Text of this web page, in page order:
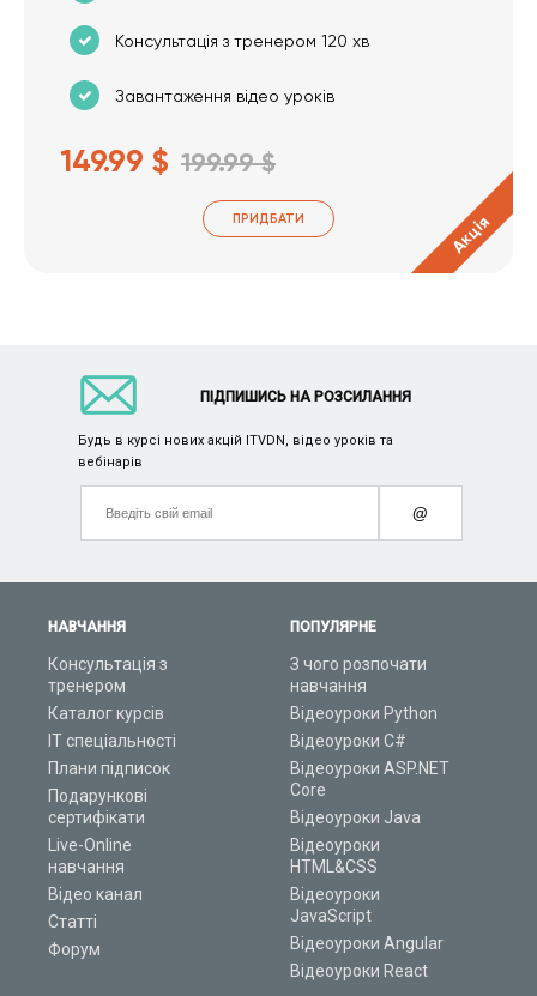
Консультація з тренером 120 хв
Завантаження відео уроків
149.99 $ 199.99 $
ПРИДБАТИ Акція
НАВЧАННЯ
Консультація з
тренером
Каталог курсів
ІТ спеціальності
Плани підписок
Подарункові
сертифікати
Live-Online
навчання
Відео канал
Статті
Форум
ПОПУЛЯРНЕ
З чого розпочати
навчання
Відеоуроки Python
Відеоуроки C#
Відеоуроки ASP.NET
Core
Відеоуроки Java
Відеоуроки
HTML&CSS
Відеоуроки
JavaScript
Відеоуроки Angular
Відеоуроки React
ПІДПИШИСЬ НА РОЗСИЛАННЯ
Будь в курсі нових акцій ITVDN, відео уроків та
вебінарів
@